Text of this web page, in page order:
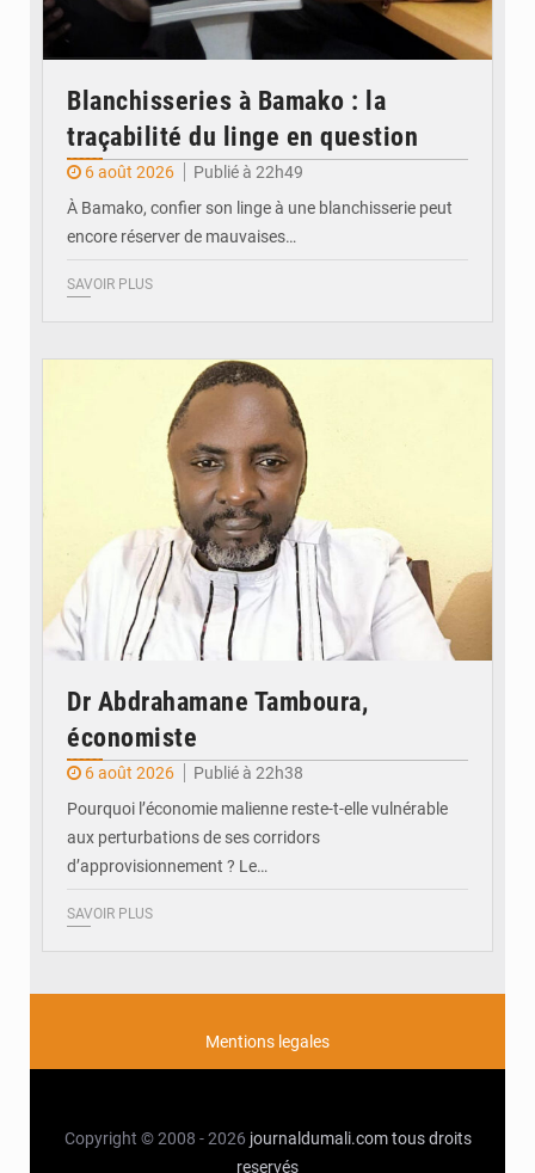
Blanchisseries à Bamako : la
traçabilité du linge en question
6 août 2026
Publié à 22h49
À Bamako, confier son linge à une blanchisserie peut
encore réserver de mauvaises…
SAVOIR PLUS
Dr Abdrahamane Tamboura,
économiste
6 août 2026
Publié à 22h38
Pourquoi l’économie malienne reste-t-elle vulnérable
aux perturbations de ses corridors
d’approvisionnement ? Le…
SAVOIR PLUS
Mentions legales
Copyright © 2008 - 2026 journaldumali.com tous droits
reservés